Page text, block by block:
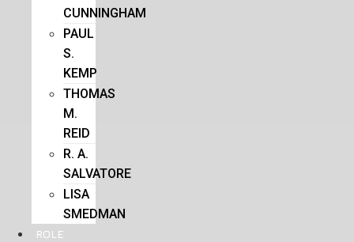
CUNNINGHAM
PAUL
S.
KEMP
THOMAS
M.
REID
R. A.
SALVATORE
LISA
SMEDMAN
ROLE